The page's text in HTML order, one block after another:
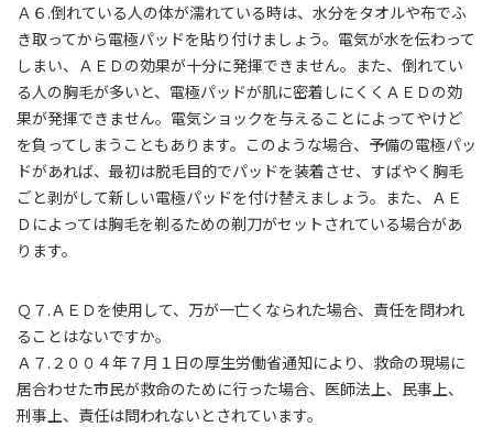
Ａ６.倒れている人の体が濡れている時は、水分をタオルや布でふ
き取ってから電極パッドを貼り付けましょう。電気が水を伝わって
しまい、ＡＥＤの効果が十分に発揮できません。また、倒れてい
る人の胸毛が多いと、電極パッドが肌に密着しにくくＡＥＤの効
果が発揮できません。電気ショックを与えることによってやけど
を負ってしまうこともあります。このような場合、予備の電極パッ
ドがあれば、最初は脱毛目的でパッドを装着させ、すばやく胸毛
ごと剥がして新しい電極パッドを付け替えましょう。また、ＡＥ
Ｄによっては胸毛を剃るための剃刀がセットされている場合があ
ります。
Ｑ７.ＡＥＤを使用して、万が一亡くなられた場合、責任を問われ
ることはないですか。
Ａ７.２００４年７月１日の厚生労働省通知により、救命の現場に
居合わせた市民が救命のために行った場合、医師法上、民事上、
刑事上、責任は問われないとされています。